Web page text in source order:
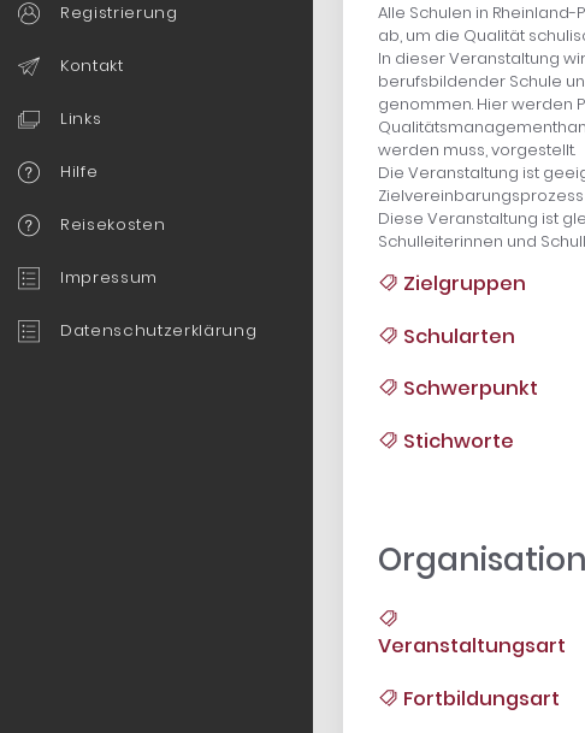
Registrierung
Kontakt
Links
Hilfe
Reisekosten
Impressum
Datenschutzerklärung
Alle Schulen in
ab, um die Qualität
In dieser Veranstaltung
berufsbildender Schule
genommen. Hier werden
werden muss, vorgestellt.
Die Veranstaltung ist
Diese Veranstaltung ist
Schulleiterinnen und
Zielgruppen
Schularten
Schwerpunkt
Stichworte
Organisation
Veranstaltungsart
Fortbildungsart